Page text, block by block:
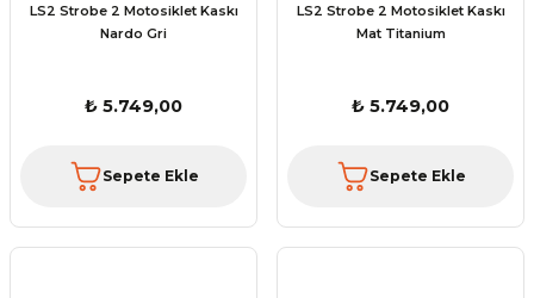
LS2 Strobe 2 Motosiklet Kaskı
Nardo Gri
₺ 5.749,00
Sepete Ekle
LS2 Strobe 2 Motosiklet Kaskı
Mat Titanium
₺ 5.749,00
Sepete Ekle